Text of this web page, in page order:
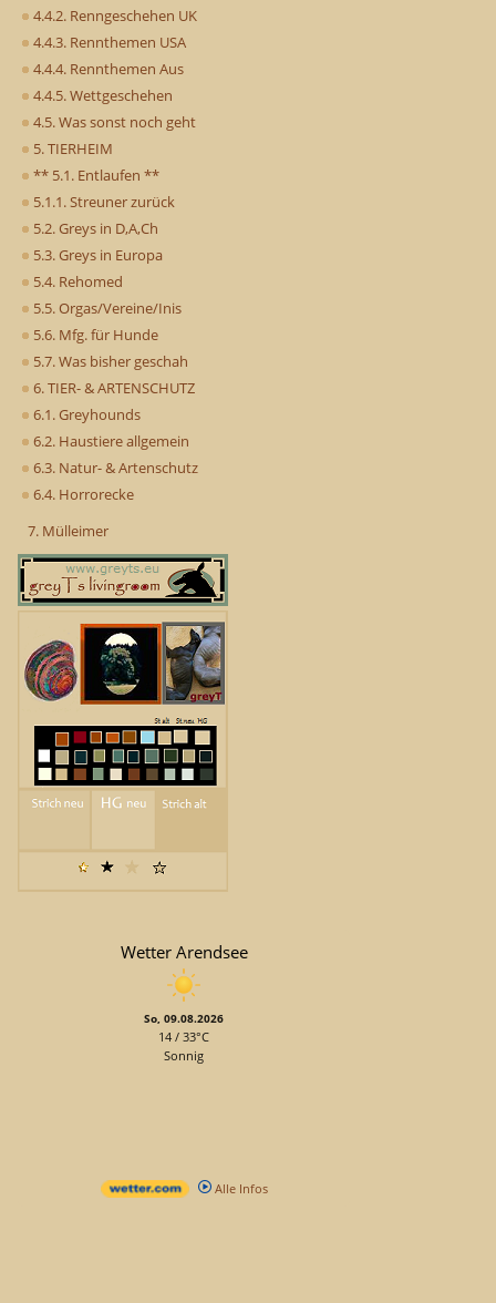
4.4.2. Renngeschehen UK
4.4.3. Rennthemen USA
4.4.4. Rennthemen Aus
4.4.5. Wettgeschehen
4.5. Was sonst noch geht
5. TIERHEIM
** 5.1. Entlaufen **
5.1.1. Streuner zurück
5.2. Greys in D,A,Ch
5.3. Greys in Europa
5.4. Rehomed
5.5. Orgas/Vereine/Inis
5.6. Mfg. für Hunde
5.7. Was bisher geschah
6. TIER- & ARTENSCHUTZ
6.1. Greyhounds
6.2. Haustiere allgemein
6.3. Natur- & Artenschutz
6.4. Horrorecke
7. Mülleimer
Wetter Arendsee
So, 09.08.2026
14 / 33°C
Sonnig
Alle Infos